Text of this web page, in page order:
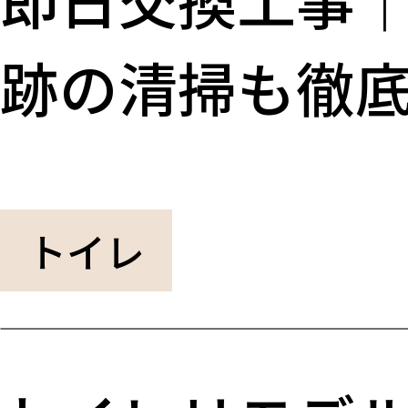
跡の清掃も徹
トイレ